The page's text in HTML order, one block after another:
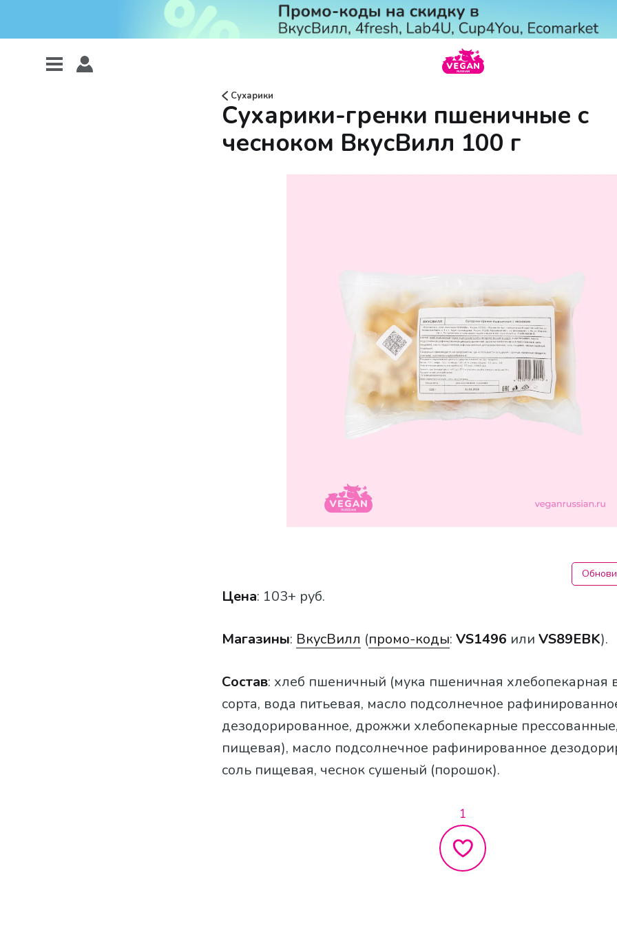
Сухарики
Сухарики-гренки пшеничные с
чесноком ВкусВилл 100 г
Цена: 103+ руб.
Магазины: ВкусВилл (промо-коды: VS1496 или VS89EBK).
Состав: хлеб пшеничный (мука пшеничная хлебопекарная
сорта, вода питьевая, масло подсолнечное
дезодорированное, дрожжи хлебопекарные
пищевая), масло подсолнечное рафинированное
соль пищевая, чеснок сушеный (порошок).
1